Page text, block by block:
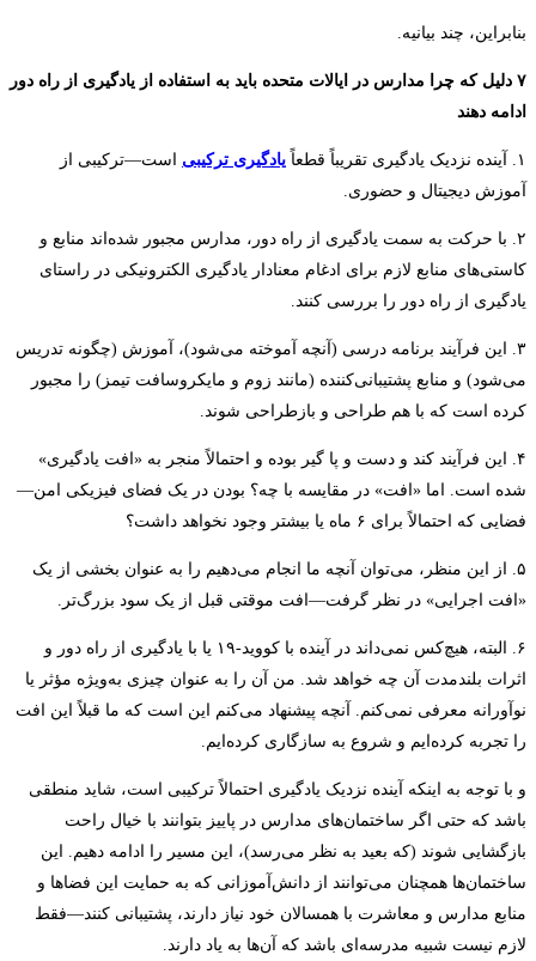
بنابراین، چند بیانیه.
۷ دلیل که چرا مدارس در ایالات متحده باید به استفاده از یادگیری از راه دور
ادامه دهند
۱. آینده نزدیک یادگیری تقریباً قطعاً یادگیری ترکیبی است—ترکیبی از
آموزش دیجیتال و حضوری.
۲. با حرکت به سمت یادگیری از راه دور، مدارس مجبور شده‌اند منابع و
کاستی‌های منابع لازم برای ادغام معنادار یادگیری الکترونیکی در راستای
یادگیری از راه دور را بررسی کنند.
۳. این فرآیند برنامه درسی (آنچه آموخته می‌شود)، آموزش (چگونه تدریس
می‌شود) و منابع پشتیبانی‌کننده (مانند زوم و مایکروسافت تیمز) را مجبور
کرده است که با هم طراحی و بازطراحی شوند.
۴. این فرآیند کند و دست و پا گیر بوده و احتمالاً منجر به «افت یادگیری»
شده است. اما «افت» در مقایسه با چه؟ بودن در یک فضای فیزیکی امن—
فضایی که احتمالاً برای ۶ ماه یا بیشتر وجود نخواهد داشت؟
۵. از این منظر، می‌توان آنچه ما انجام می‌دهیم را به عنوان بخشی از یک
«افت اجرایی» در نظر گرفت—افت موقتی قبل از یک سود بزرگ‌تر.
۶. البته، هیچ‌کس نمی‌داند در آینده با کووید-۱۹ یا با یادگیری از راه دور و
اثرات بلندمدت آن چه خواهد شد. من آن را به عنوان چیزی به‌ویژه مؤثر یا
نوآورانه معرفی نمی‌کنم. آنچه پیشنهاد می‌کنم این است که ما قبلاً این افت
را تجربه کرده‌ایم و شروع به سازگاری کرده‌ایم.
و با توجه به اینکه آینده نزدیک یادگیری احتمالاً ترکیبی است، شاید منطقی
باشد که حتی اگر ساختمان‌های مدارس در پاییز بتوانند با خیال راحت
بازگشایی شوند (که بعید به نظر می‌رسد)، این مسیر را ادامه دهیم. این
ساختمان‌ها همچنان می‌توانند از دانش‌آموزانی که به حمایت این فضاها و
منابع مدارس و معاشرت با همسالان خود نیاز دارند، پشتیبانی کنند—فقط
لازم نیست شبیه مدرسه‌ای باشد که آن‌ها به یاد دارند.